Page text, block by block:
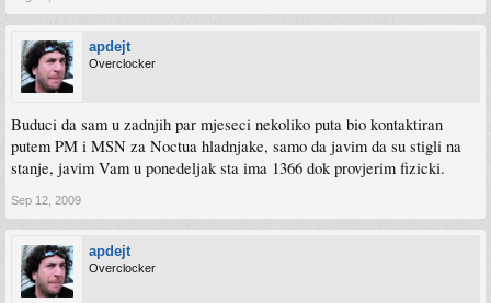
apdejt
Overclocker
Buduci da sam u zadnjih par mjeseci nekoliko puta bio kontaktiran
putem PM i MSN za Noctua hladnjake, samo da javim da su stigli na
stanje, javim Vam u ponedeljak sta ima 1366 dok provjerim fizicki.
Sep 12, 2009
apdejt
Overclocker